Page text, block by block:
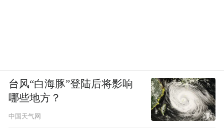
台风“白海豚”登陆后将影响
哪些地方？
中国天气网